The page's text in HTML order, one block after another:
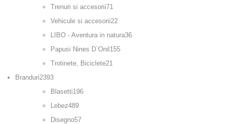
Trenuri si accesorii71
Vehicule si accesorii22
LIBO - Aventura in natura36
Papusi Nines D`Onil 155
Trotinete, Biciclete21
Branduri2393
Blasetti196
Lebez489
Disegno57